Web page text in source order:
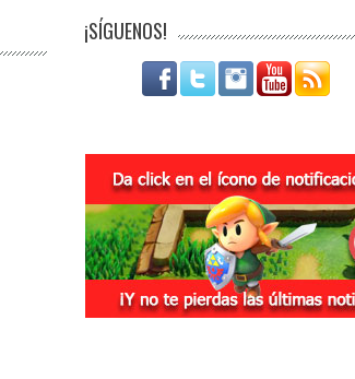
¡SÍGUENOS!